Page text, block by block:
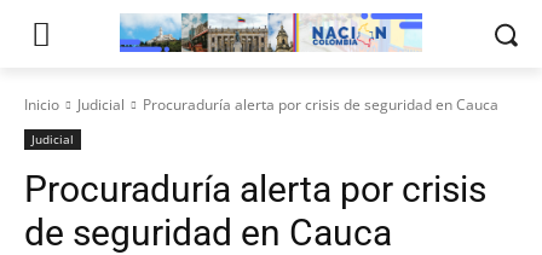
Inicio Judicial Procuraduría alerta por crisis de seguridad en Cauca
Judicial
Procuraduría alerta por crisis
de seguridad en Cauca